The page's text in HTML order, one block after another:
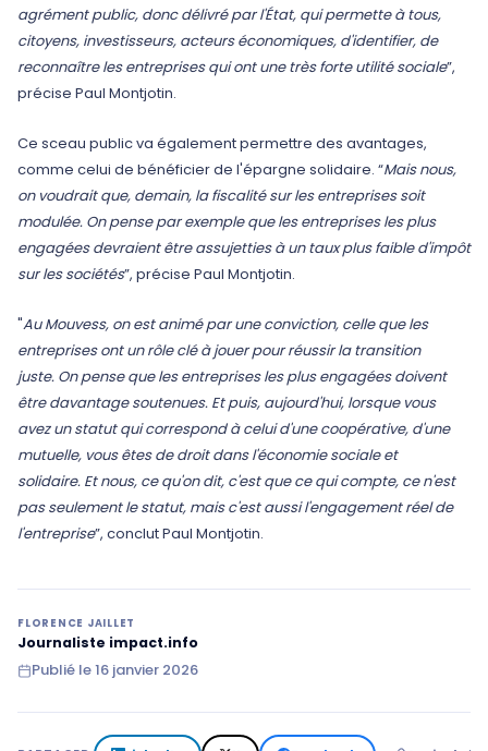
agrément public, donc délivré par l'État, qui permette à tous,
citoyens, investisseurs, acteurs économiques, d'identifier, de
reconnaître les entreprises qui ont une très forte utilité sociale”,
précise Paul Montjotin.
Ce sceau public va également permettre des avantages,
comme celui de bénéficier de l'épargne solidaire. “Mais nous,
on voudrait que, demain, la fiscalité sur les entreprises soit
modulée. On pense par exemple que les entreprises les plus
engagées devraient être assujetties à un taux plus faible d'impôt
sur les sociétés”, précise Paul Montjotin.
"Au Mouvess, on est animé par une conviction, celle que les
entreprises ont un rôle clé à jouer pour réussir la transition
juste. On pense que les entreprises les plus engagées doivent
être davantage soutenues. Et puis, aujourd'hui, lorsque vous
avez un statut qui correspond à celui d'une coopérative, d'une
mutuelle, vous êtes de droit dans l'économie sociale et
solidaire. Et nous, ce qu'on dit, c'est que ce qui compte, ce n'est
pas seulement le statut, mais c'est aussi l'engagement réel de
l'entreprise”, conclut Paul Montjotin.
FLORENCE JAILLET
Journaliste impact.info
Publié le16 janvier 2026